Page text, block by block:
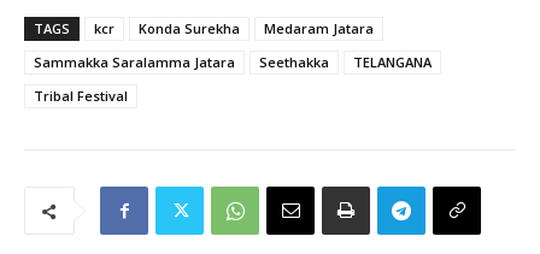
TAGS kcr Konda Surekha
Medaram Jatara
Sammakka Saralamma Jatara
Seethakka
TELANGANA
Tribal Festival